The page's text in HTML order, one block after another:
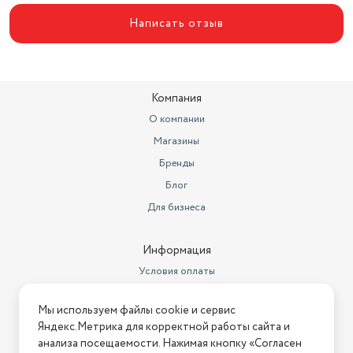
Морозильная камера
Тип управления
электромеханическое
58 см
Дополнительная информация
энергопотребления,
предыдущие модели имеют
класс А
61 см
72 кг
Уровень шума
41 дБ
Холодильник полноразмерный
Написать отзыв
Компания
О компании
Магазины
Бренды
Блог
Для бизнеса
Информация
Условия оплаты
Условия возврата
Нашли ошибку на сайте? Напишите нам
Мы используем файлы cookie и сервис
Яндекс.Метрика для корректной работы сайта и
анализа посещаемости. Нажимая кнопку «Согласен